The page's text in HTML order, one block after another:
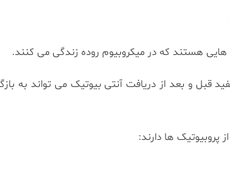
هایی هستند که در میکروبیوم روده زندگی می کنند.
قبل و بعد از دریافت آنتی بیوتیک می تواند به
پروبیوتیک ها دارند: